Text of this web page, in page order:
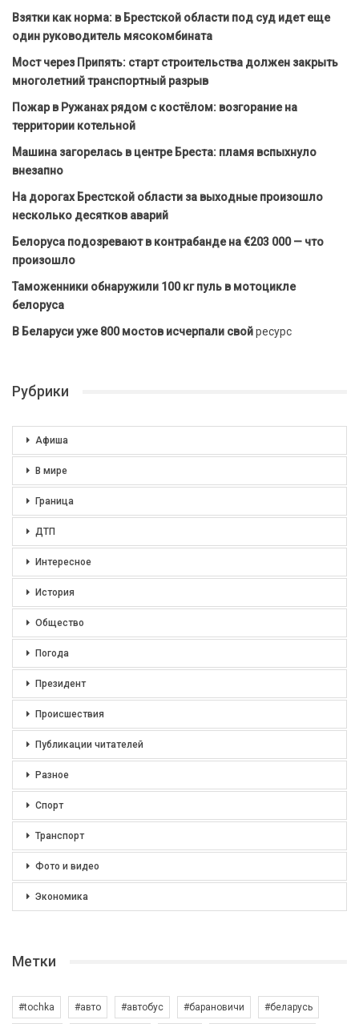
Взятки как норма: в Брестской области под суд идет еще
один руководитель мясокомбината
Мост через Припять: старт строительства должен закрыть
многолетний транспортный разрыв
Пожар в Ружанах рядом с костёлом: возгорание на
территории котельной
Машина загорелась в центре Бреста: пламя вспыхнуло
внезапно
На дорогах Брестской области за выходные произошло
несколько десятков аварий
Белоруса подозревают в контрабанде на €203 000 — что
произошло
Таможенники обнаружили 100 кг пуль в мотоцикле
белоруса
В Беларуси уже 800 мостов исчерпали свойресурс
Рубрики
Афиша
В мире
Граница
ДТП
Интересное
История
Общество
Погода
Президент
Происшествия
Публикации читателей
Разное
Спорт
Транспорт
Фото и видео
Экономика
Метки
#tochka #авто #автобус #барановичи #беларусь